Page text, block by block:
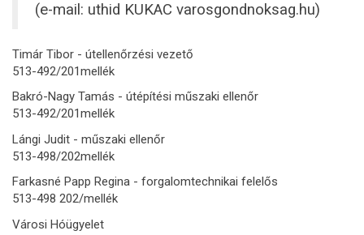
(e-mail: uthid KUKAC varosgondnoksag.hu)
Timár Tibor - útellenőrzési vezető
513-492/201mellék
Bakró-Nagy Tamás - útépítési műszaki ellenőr
513-492/201mellék
Lángi Judit - műszaki ellenőr
513-498/202mellék
Farkasné Papp Regina - forgalomtechnikai felelős
513-498 202/mellék
Városi Hóügyelet